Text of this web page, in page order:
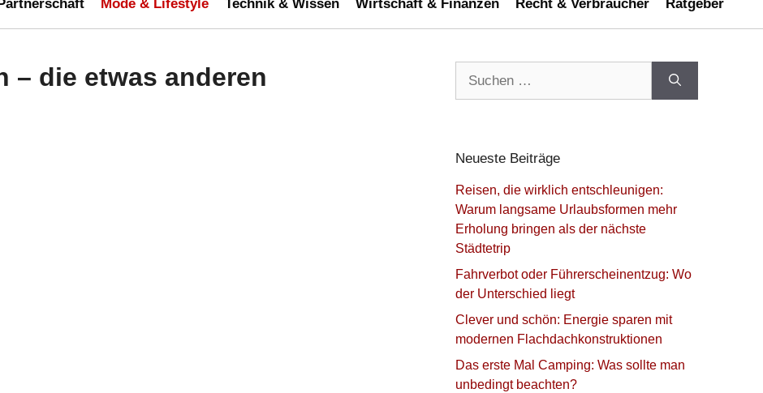
Mode & Lifestyle Technik & Wissen Wirtschaft & Finanzen Recht & Verbraucher Ratgeber
– die etwas anderen
nach:
Neueste Beiträge
Reisen, die wirklich entschleunigen:
Warum langsame Urlaubsformen mehr
Erholung bringen als der nächste
Städtetrip
Fahrverbot oder Führerscheinentzug: Wo
der Unterschied liegt
Clever und schön: Energie sparen mit
modernen Flachdachkonstruktionen
Das erste Mal Camping: Was sollte man
unbedingt beachten?